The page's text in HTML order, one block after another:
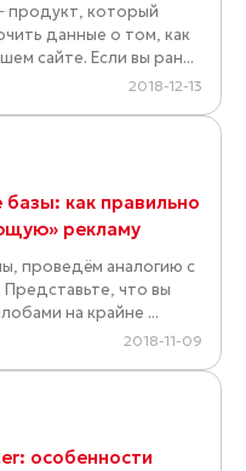
продукт, который
данные о том, как
сайте. Если вы ран...
2018-12-13
базы: как правильно
рекламу
проведём аналогию с
что вы
на крайне ...
2018-11-09
особенности